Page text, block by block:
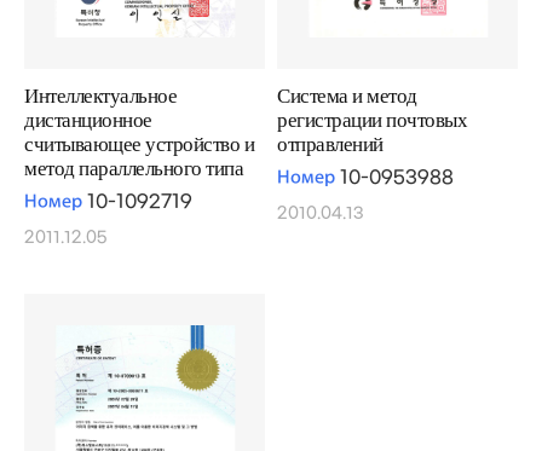
Интеллектуальное
дистанционное
считывающее устройство и
метод параллельного типа
Номер 10-1092719
2011.12.05
Система и метод
регистрации почтовых
отправлений
Номер 10-0953988
2010.04.13